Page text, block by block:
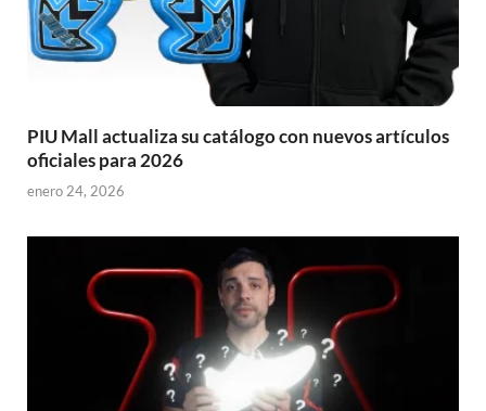
PIU Mall actualiza su catálogo con nuevos artículos
oficiales para 2026
enero 24, 2026